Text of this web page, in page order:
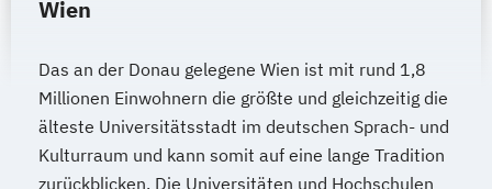
Wien
Das an der Donau gelegene Wien ist mit rund 1,8
Millionen Einwohnern die größte und gleichzeitig die
älteste Universitätsstadt im deutschen Sprach- und
Kulturraum und kann somit auf eine lange Tradition
zurückblicken. Die Universitäten und Hochschulen